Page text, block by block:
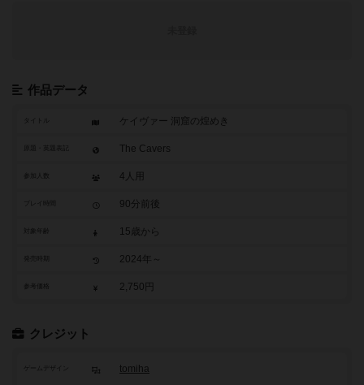
作品データ
タイトル ケイヴァー 洞窟の煌めき
The Cavers
参加人数 4人用
90分前後
15歳から
2024年～
参考価格 2,750円
クレジット
ゲームデザイン tomiha